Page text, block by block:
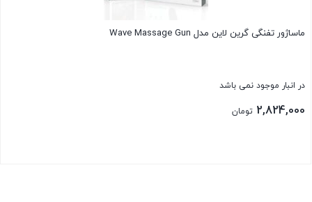
ماساژور تفنگی گرین لاین مدل Wave Massage Gun
در انبار موجود نمی باشد
2,824,000 تومان